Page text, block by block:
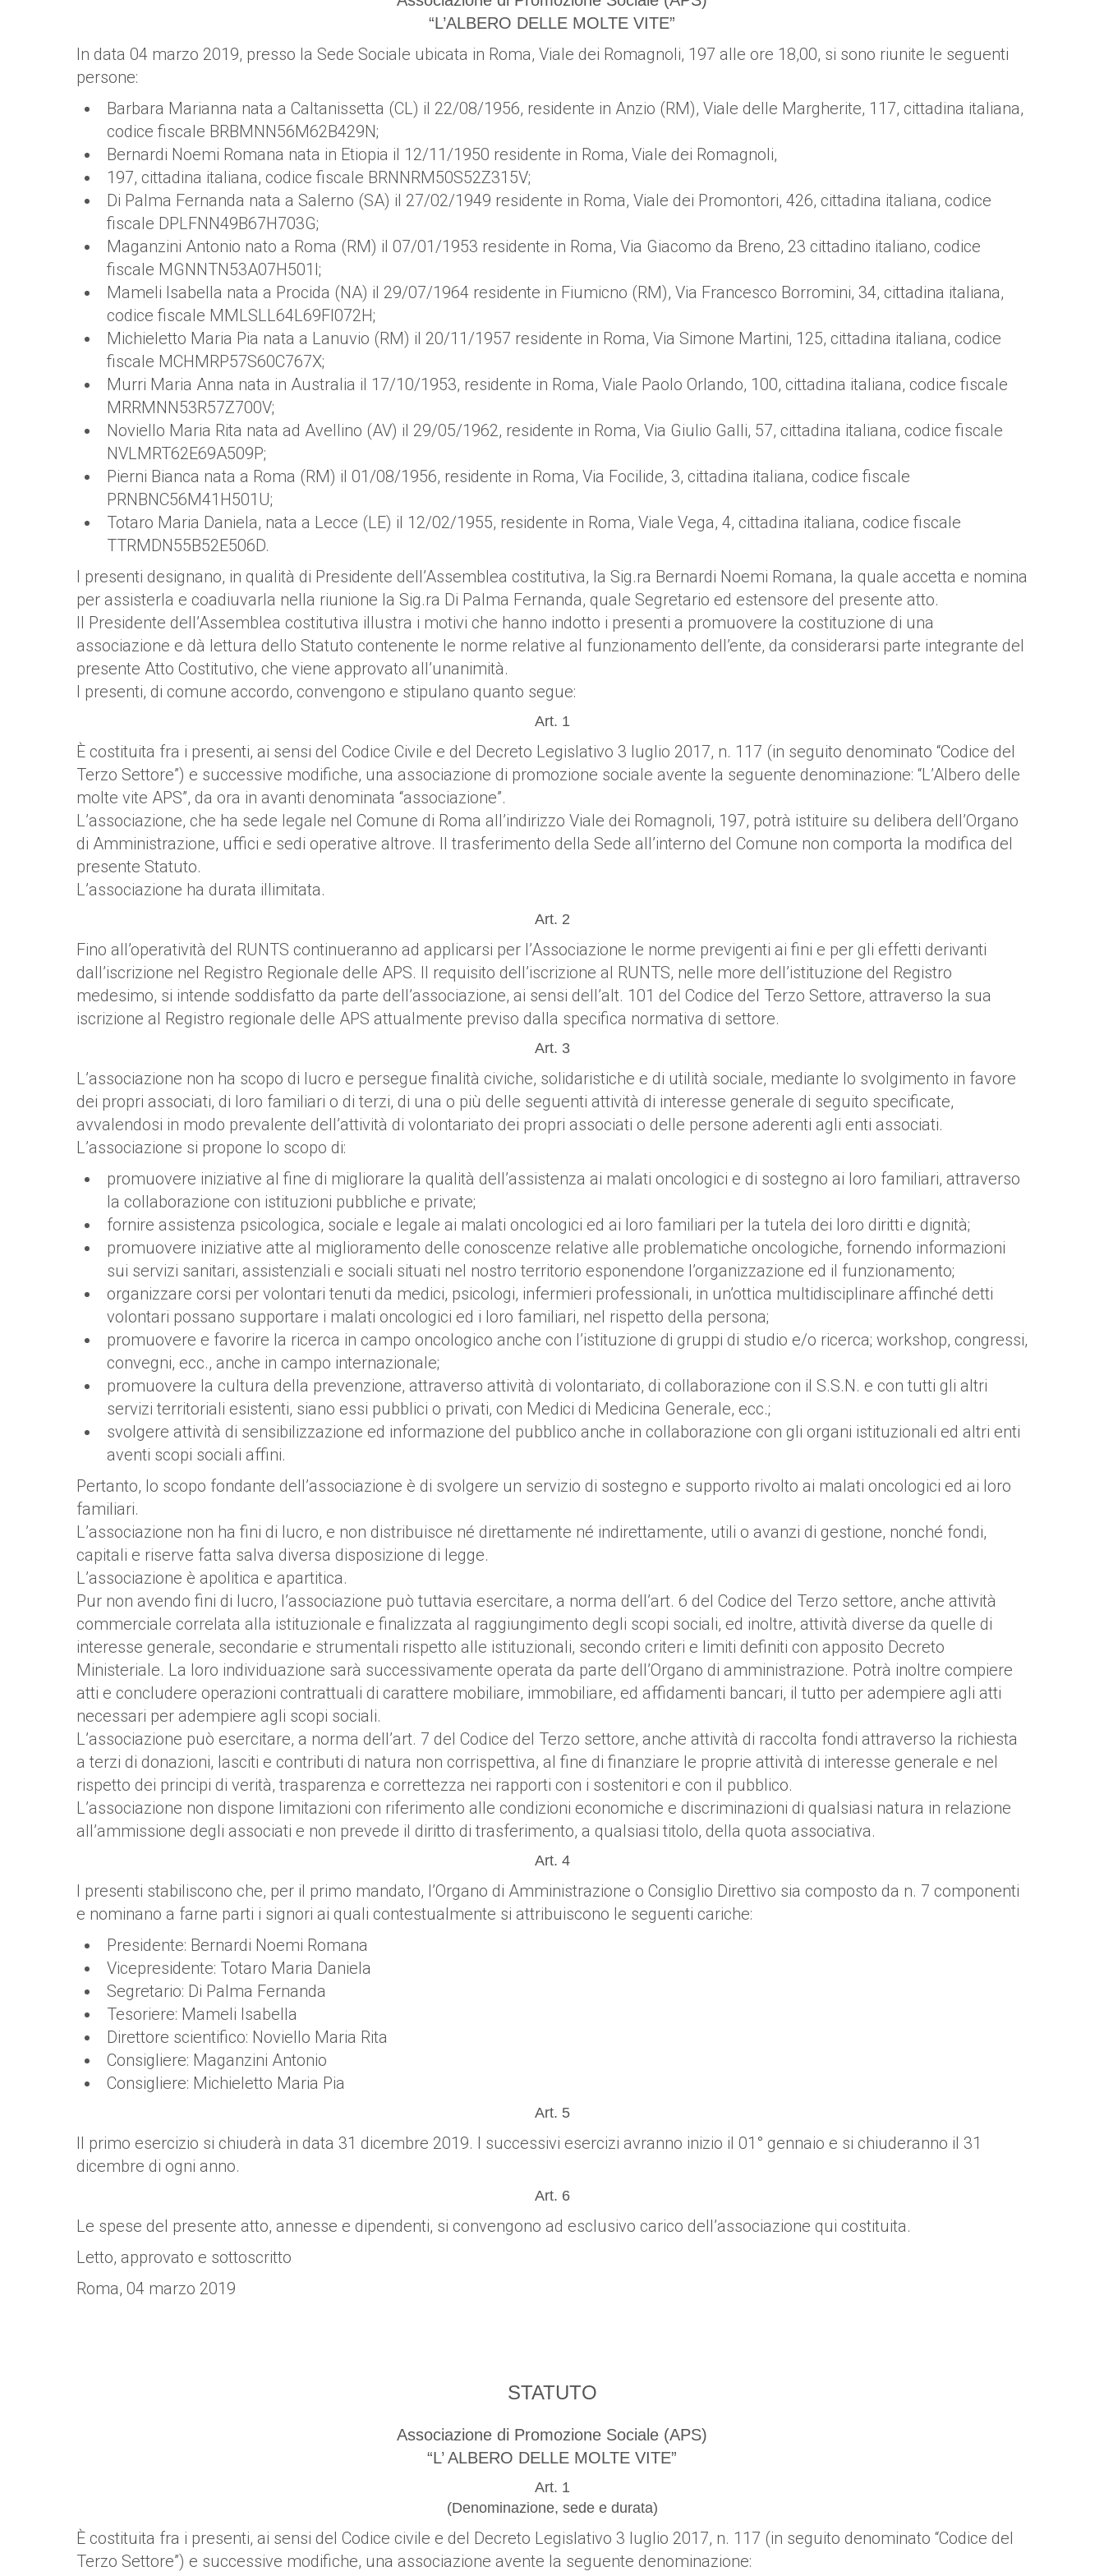
“L’ALBERO DELLE MOLTE VITE”
In data 04 marzo 2019, presso la Sede Sociale ubicata in Roma, Viale dei Romagnoli, 197 alle ore 18,00, si sono riunite le seguenti
persone:
Barbara Marianna nata a Caltanissetta (CL) il 22/08/1956, residente in Anzio (RM), Viale delle Margherite, 117, cittadina italiana,
codice fiscale BRBMNN56M62B429N;
Bernardi Noemi Romana nata in Etiopia il 12/11/1950 residente in Roma, Viale dei Romagnoli,
197, cittadina italiana, codice fiscale BRNNRM50S52Z315V;
Di Palma Fernanda nata a Salerno (SA) il 27/02/1949 residente in Roma, Viale dei Promontori, 426, cittadina italiana, codice
fiscale DPLFNN49B67H703G;
Maganzini Antonio nato a Roma (RM) il 07/01/1953 residente in Roma, Via Giacomo da Breno, 23 cittadino italiano, codice
fiscale MGNNTN53A07H501I;
Mameli Isabella nata a Procida (NA) il 29/07/1964 residente in Fiumicno (RM), Via Francesco Borromini, 34, cittadina italiana,
codice fiscale MMLSLL64L69FI072H;
Michieletto Maria Pia nata a Lanuvio (RM) il 20/11/1957 residente in Roma, Via Simone Martini, 125, cittadina italiana, codice
fiscale MCHMRP57S60C767X;
Murri Maria Anna nata in Australia il 17/10/1953, residente in Roma, Viale Paolo Orlando, 100, cittadina italiana, codice fiscale
MRRMNN53R57Z700V;
Noviello Maria Rita nata ad Avellino (AV) il 29/05/1962, residente in Roma, Via Giulio Galli, 57, cittadina italiana, codice fiscale
NVLMRT62E69A509P;
Pierni Bianca nata a Roma (RM) il 01/08/1956, residente in Roma, Via Focilide, 3, cittadina italiana, codice fiscale
PRNBNC56M41H501U;
Totaro Maria Daniela, nata a Lecce (LE) il 12/02/1955, residente in Roma, Viale Vega, 4, cittadina italiana, codice fiscale
TTRMDN55B52E506D.
I presenti designano, in qualità di Presidente dell’Assemblea costitutiva, la Sig.ra Bernardi Noemi Romana, la quale accetta e nomina
per assisterla e coadiuvarla nella riunione la Sig.ra Di Palma Fernanda, quale Segretario ed estensore del presente atto.
Il Presidente dell’Assemblea costitutiva illustra i motivi che hanno indotto i presenti a promuovere la costituzione di una
associazione e dà lettura dello Statuto contenente le norme relative al funzionamento dell’ente, da considerarsi parte integrante del
presente Atto Costitutivo, che viene approvato all’unanimità.
I presenti, di comune accordo, convengono e stipulano quanto segue:
Art. 1
È costituita fra i presenti, ai sensi del Codice Civile e del Decreto Legislativo 3 luglio 2017, n. 117 (in seguito denominato “Codice del
Terzo Settore”) e successive modifiche, una associazione di promozione sociale avente la seguente denominazione: “L’Albero delle
molte vite APS”, da ora in avanti denominata “associazione”.
L’associazione, che ha sede legale nel Comune di Roma all’indirizzo Viale dei Romagnoli, 197, potrà istituire su delibera dell’Organo
di Amministrazione, uffici e sedi operative altrove. Il trasferimento della Sede all’interno del Comune non comporta la modifica del
presente Statuto.
L’associazione ha durata illimitata.
Art. 2
Fino all’operatività del RUNTS continueranno ad applicarsi per l’Associazione le norme previgenti ai fini e per gli effetti derivanti
dall’iscrizione nel Registro Regionale delle APS. Il requisito dell’iscrizione al RUNTS, nelle more dell’istituzione del Registro
medesimo, si intende soddisfatto da parte dell’associazione, ai sensi dell’alt. 101 del Codice del Terzo Settore, attraverso la sua
iscrizione al Registro regionale delle APS attualmente previso dalla specifica normativa di settore.
Art. 3
L’associazione non ha scopo di lucro e persegue finalità civiche, solidaristiche e di utilità sociale, mediante lo svolgimento in favore
dei propri associati, di loro familiari o di terzi, di una o più delle seguenti attività di interesse generale di seguito specificate,
avvalendosi in modo prevalente dell’attività di volontariato dei propri associati o delle persone aderenti agli enti associati.
L’associazione si propone lo scopo di:
promuovere iniziative al fine di migliorare la qualità dell’assistenza ai malati oncologici e di sostegno ai loro familiari, attraverso
la collaborazione con istituzioni pubbliche e private;
fornire assistenza psicologica, sociale e legale ai malati oncologici ed ai loro familiari per la tutela dei loro diritti e dignità;
promuovere iniziative atte al miglioramento delle conoscenze relative alle problematiche oncologiche, fornendo informazioni
sui servizi sanitari, assistenziali e sociali situati nel nostro territorio esponendone l’organizzazione ed il funzionamento;
organizzare corsi per volontari tenuti da medici, psicologi, infermieri professionali, in un’ottica multidisciplinare affinché detti
volontari possano supportare i malati oncologici ed i loro familiari, nel rispetto della persona;
promuovere e favorire la ricerca in campo oncologico anche con l’istituzione di gruppi di studio e/o ricerca; workshop, congressi,
convegni, ecc., anche in campo internazionale;
promuovere la cultura della prevenzione, attraverso attività di volontariato, di collaborazione con il S.S.N. e con tutti gli altri
servizi territoriali esistenti, siano essi pubblici o privati, con Medici di Medicina Generale, ecc.;
svolgere attività di sensibilizzazione ed informazione del pubblico anche in collaborazione con gli organi istituzionali ed altri enti
aventi scopi sociali affini.
Pertanto, lo scopo fondante dell’associazione è di svolgere un servizio di sostegno e supporto rivolto ai malati oncologici ed ai loro
familiari.
L’associazione non ha fini di lucro, e non distribuisce né direttamente né indirettamente, utili o avanzi di gestione, nonché fondi,
capitali e riserve fatta salva diversa disposizione di legge.
L’associazione è apolitica e apartitica.
Pur non avendo fini di lucro, l’associazione può tuttavia esercitare, a norma dell’art. 6 del Codice del Terzo settore, anche attività
commerciale correlata alla istituzionale e finalizzata al raggiungimento degli scopi sociali, ed inoltre, attività diverse da quelle di
interesse generale, secondarie e strumentali rispetto alle istituzionali, secondo criteri e limiti definiti con apposito Decreto
Ministeriale. La loro individuazione sarà successivamente operata da parte dell’Organo di amministrazione. Potrà inoltre compiere
atti e concludere operazioni contrattuali di carattere mobiliare, immobiliare, ed affidamenti bancari, il tutto per adempiere agli atti
necessari per adempiere agli scopi sociali.
L’associazione può esercitare, a norma dell’art. 7 del Codice del Terzo settore, anche attività di raccolta fondi attraverso la richiesta
a terzi di donazioni, lasciti e contributi di natura non corrispettiva, al fine di finanziare le proprie attività di interesse generale e nel
rispetto dei principi di verità, trasparenza e correttezza nei rapporti con i sostenitori e con il pubblico.
L’associazione non dispone limitazioni con riferimento alle condizioni economiche e discriminazioni di qualsiasi natura in relazione
all’ammissione degli associati e non prevede il diritto di trasferimento, a qualsiasi titolo, della quota associativa.
Art. 4
I presenti stabiliscono che, per il primo mandato, l’Organo di Amministrazione o Consiglio Direttivo sia composto da n. 7 componenti
e nominano a farne parti i signori ai quali contestualmente si attribuiscono le seguenti cariche:
Presidente: Bernardi Noemi Romana
Vicepresidente: Totaro Maria Daniela
Segretario: Di Palma Fernanda
Tesoriere: Mameli Isabella
Direttore scientifico: Noviello Maria Rita
Consigliere: Maganzini Antonio
Consigliere: Michieletto Maria Pia
Art. 5
Il primo esercizio si chiuderà in data 31 dicembre 2019. I successivi esercizi avranno inizio il 01° gennaio e si chiuderanno il 31
dicembre di ogni anno.
Art. 6
Le spese del presente atto, annesse e dipendenti, si convengono ad esclusivo carico dell’associazione qui costituita.
Letto, approvato e sottoscritto
Roma, 04 marzo 2019
STATUTO
Associazione di Promozione Sociale (APS)
“L’ ALBERO DELLE MOLTE VITE”
Art. 1
(Denominazione, sede e durata)
È costituita fra i presenti, ai sensi del Codice civile e del Decreto Legislativo 3 luglio 2017, n. 117 (in seguito denominato “Codice del
Terzo Settore”) e successive modifiche, una associazione avente la seguente denominazione: